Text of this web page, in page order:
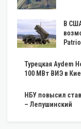
В
Турецкая Aydem
100 МВт ВИЭ в
НБУ повысил
– Лепушинский